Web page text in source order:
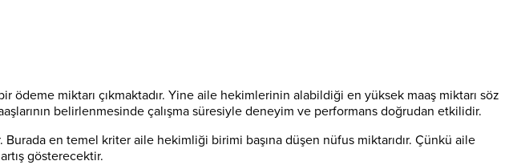
ödeme miktarı çıkmaktadır. Yine aile hekimlerinin alabildiği en yüksek maaş miktarı söz
belirlenmesinde çalışma süresiyle deneyim ve performans doğrudan etkilidir.
en temel kriter aile hekimliği birimi başına düşen nüfus miktarıdır. Çünkü aile
gösterecektir.